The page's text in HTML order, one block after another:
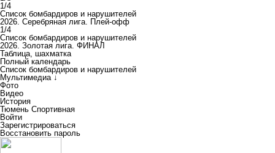
1/4
Список бомбардиров и нарушителей
2026. Серебряная лига. Плей-офф
1/4
Список бомбардиров и нарушителей
2026. Золотая лига. ФИНАЛ
Таблица, шахматка
Полный календарь
Список бомбардиров и нарушителей
Мультимедиа ↓
Фото
Видео
История
Тюмень Спортивная
Войти
Зарегистрироваться
Восстановить пароль